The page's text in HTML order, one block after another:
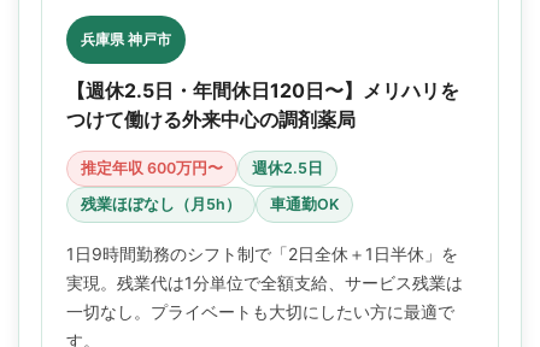
兵庫県 神戸市
【週休2.5日・年間休日120日〜】メリハリを
つけて働ける外来中心の調剤薬局
推定年収 600万円〜
週休2.5日
残業ほぼなし（月5h）
車通勤OK
1日9時間勤務のシフト制で「2日全休＋1日半休」を
実現。残業代は1分単位で全額支給、サービス残業は
一切なし。プライベートも大切にしたい方に最適で
す。